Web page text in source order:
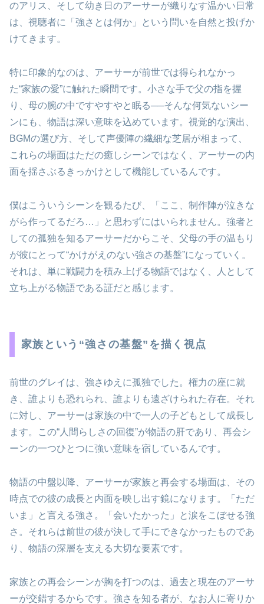
のアリス、そして幼き日のアーサーが織りなす温かい日常
は、視聴者に「強さとは何か」という問いを自然と投げか
けてきます。
特に印象的なのは、アーサーが前世では得られなかっ
た“家族の愛”に触れた瞬間です。小さな手で父の指を握
り、母の腕の中ですやすやと眠る──そんな何気ないシー
ンにも、物語は深い意味を込めています。視覚的な演出、
BGMの選び方、そして声優陣の繊細な芝居が相まって、
これらの場面はただの癒しシーンではなく、アーサーの内
面を揺さぶるきっかけとして機能しているんです。
僕はこういうシーンを観るたび、「ここ、制作陣が泣きな
がら作ってるだろ…」と思わずにはいられません。強者と
しての孤独を知るアーサーだからこそ、父母の手の温もり
が彼にとって“かけがえのない強さの基盤”になっていく。
それは、単に戦闘力を積み上げる物語ではなく、人として
立ち上がる物語である証だと感じます。
家族という“強さの基盤”を描く視点
前世のグレイは、強さゆえに孤独でした。権力の座に就
き、誰よりも恐れられ、誰よりも遠ざけられた存在。それ
に対し、アーサーは家族の中で一人の子どもとして成長し
ます。この“人間らしさの回復”が物語の肝であり、再会シ
ーンの一つひとつに強い意味を宿しているんです。
物語の中盤以降、アーサーが家族と再会する場面は、その
時点での彼の成長と内面を映し出す鏡になります。「ただ
いま」と言える強さ。「会いたかった」と涙をこぼせる強
さ。それらは前世の彼が決して手にできなかったものであ
り、物語の深層を支える大切な要素です。
家族との再会シーンが胸を打つのは、過去と現在のアーサ
ーが交錯するからです。強さを知る者が、なお人に寄りか